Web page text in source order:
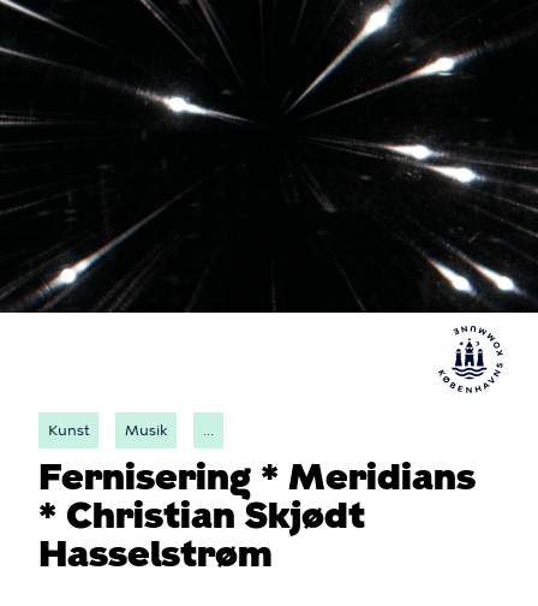
Kunst Musik ...
Fernisering * Meridians
* Christian Skjødt
Hasselstrøm